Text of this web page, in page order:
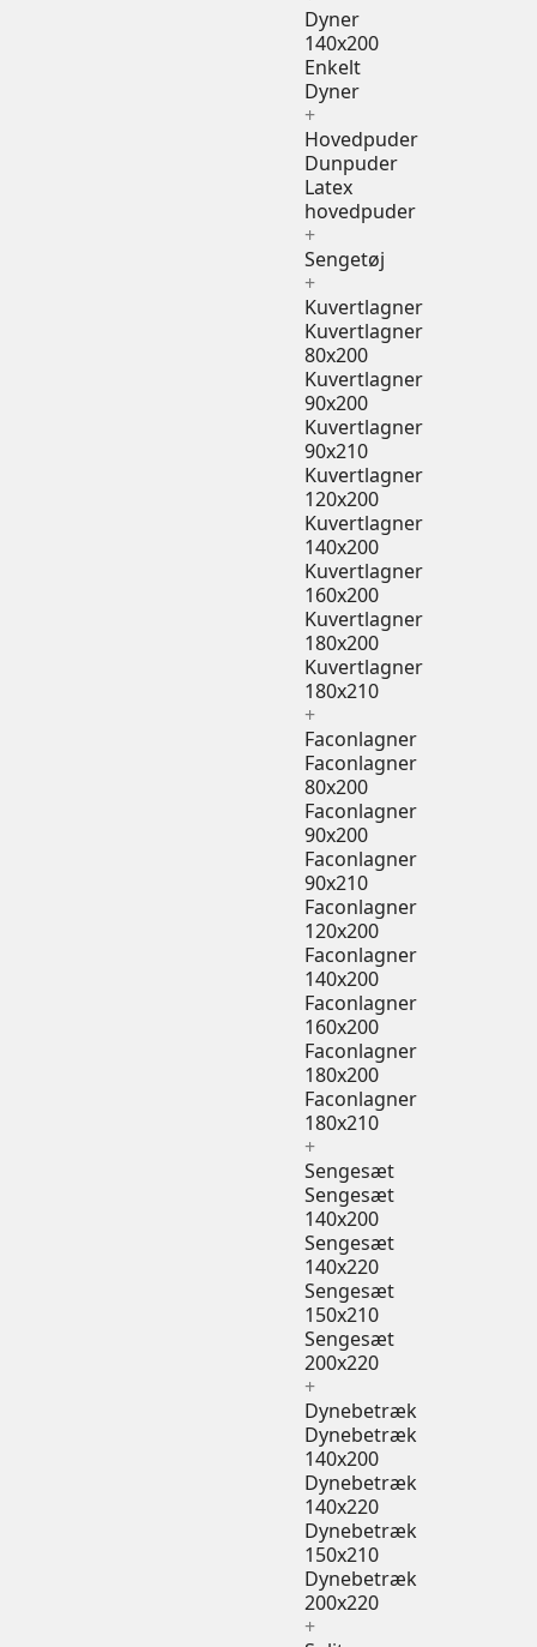
Dyner
140x200
Enkelt
Dyner
+
Hovedpuder
Dunpuder
Latex
hovedpuder
+
Sengetøj
+
Kuvertlagner
Kuvertlagner
80x200
Kuvertlagner
90x200
Kuvertlagner
90x210
Kuvertlagner
120x200
Kuvertlagner
140x200
Kuvertlagner
160x200
Kuvertlagner
180x200
Kuvertlagner
180x210
+
Faconlagner
Faconlagner
80x200
Faconlagner
90x200
Faconlagner
90x210
Faconlagner
120x200
Faconlagner
140x200
Faconlagner
160x200
Faconlagner
180x200
Faconlagner
180x210
+
Sengesæt
Sengesæt
140x200
Sengesæt
140x220
Sengesæt
150x210
Sengesæt
200x220
+
Dynebetræk
Dynebetræk
140x200
Dynebetræk
140x220
Dynebetræk
150x210
Dynebetræk
200x220
+